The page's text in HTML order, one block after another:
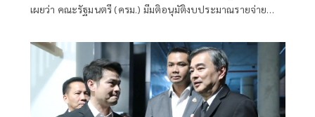
เผยว่า คณะรัฐมนตรี (ครม.) มีมติอนุมัติงบประมาณรายจ่าย
จ่ายเพื่อกรณีฉุกเฉินหรือจำเป็น วงเงิน 843.26 ล้านบาท ให้กรม
ชลประทา